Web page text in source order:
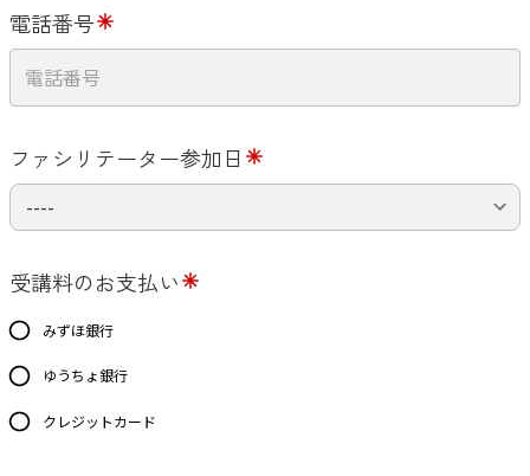
電話番号
ファシリテーター参加日
受講料のお支払い
みずほ銀行
ゆうちょ銀行
クレジットカード